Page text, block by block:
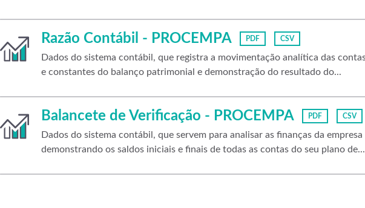
Razão Contábil - PROCEMPA PDF CSV
Dados do sistema contábil, que registra a movimentação analítica das
e constantes do balanço patrimonial e demonstração do resultado do...
Balancete de Verificação - PROCEMPA PDF CSV
Dados do sistema contábil, que servem para analisar as finanças da
demonstrando os saldos iniciais e finais de todas as contas do seu plano de...